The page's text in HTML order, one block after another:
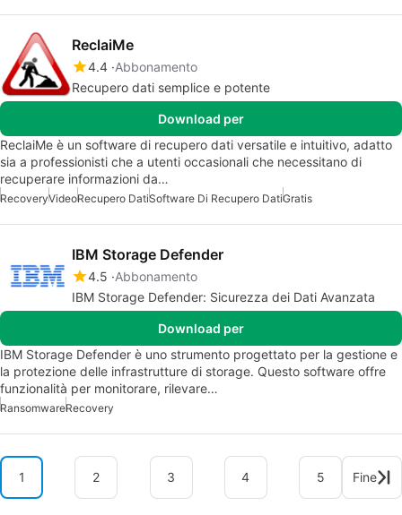
ReclaiMe
4.4 Abbonamento
Recupero dati semplice e potente
Download per
ReclaiMe è un software di recupero dati versatile e intuitivo, adatto
sia a professionisti che a utenti occasionali che necessitano di
recuperare informazioni da…
RecoveryVideoRecupero DatiSoftware Di Recupero DatiGratis
IBM Storage Defender
4.5 Abbonamento
IBM Storage Defender: Sicurezza dei Dati Avanzata
Download per
IBM Storage Defender è uno strumento progettato per la gestione e
la protezione delle infrastrutture di storage. Questo software offre
funzionalità per monitorare, rilevare…
RansomwareRecovery
1 2 3 4 5 Fine